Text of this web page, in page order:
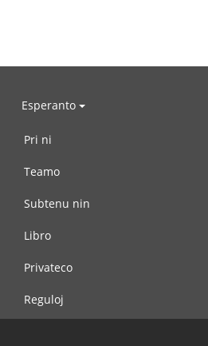
Esperanto
Pri ni
Teamo
Subtenu nin
Libro
Privateco
Reguloj